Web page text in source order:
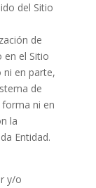
del Sitio
de
en el Sitio
en parte,
de
ni en
la
Entidad.
y/o